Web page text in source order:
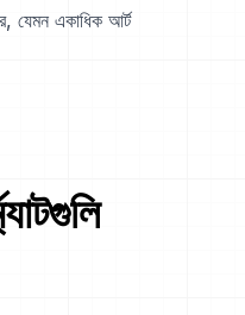
যেমন একাধিক আর্ট